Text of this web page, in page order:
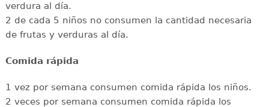
verdura al día.
2 de cada 5 niños no consumen la cantidad necesaria
de frutas y verduras al día.
Comida rápida
1 vez por semana consumen comida rápida los niños.
2 veces por semana consumen comida rápida los